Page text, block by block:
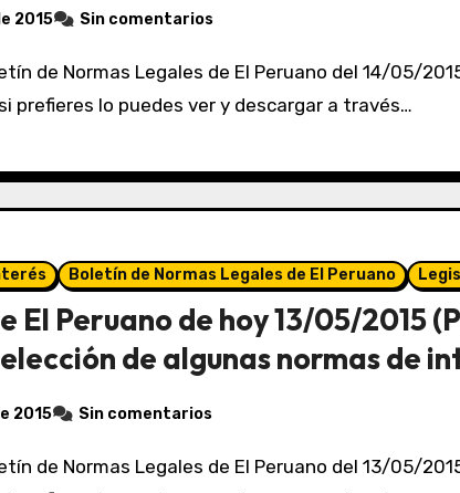
2015 Sin comentarios
prefieres lo puedes ver y descargar a través…
Boletín de Normas Legales de El Peruano
El Peruano de hoy 13/05/2015
de algunas normas de
2015 Sin comentarios